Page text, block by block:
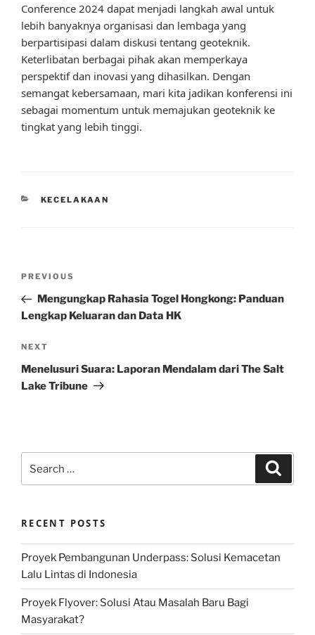
Conference 2024 dapat menjadi langkah awal untuk
lebih banyaknya organisasi dan lembaga yang
berpartisipasi dalam diskusi tentang geoteknik.
Keterlibatan berbagai pihak akan memperkaya
perspektif dan inovasi yang dihasilkan. Dengan
semangat kebersamaan, mari kita jadikan konferensi ini
sebagai momentum untuk memajukan geoteknik ke
tingkat yang lebih tinggi.
CATEGORIES
KECELAKAAN
Previous
Post
PREVIOUS
Mengungkap Rahasia Togel Hongkong: Panduan
Lengkap Keluaran dan Data HK
Next
Post
NEXT
Menelusuri Suara: Laporan Mendalam dari The Salt
Lake Tribune
for:
RECENT POSTS
Proyek Pembangunan Underpass: Solusi Kemacetan
Lalu Lintas di Indonesia
Proyek Flyover: Solusi Atau Masalah Baru Bagi
Masyarakat?